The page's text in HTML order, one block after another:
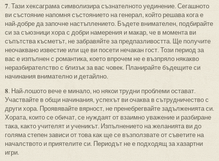
7. Тази хексаграма символизира съзнателното уединение. Сегашното
ви състояние напомня състоянието на генерал, който решава кога е
най-добре да започне настъплението. Бъдете внимателен, подбирайте
си за съюзници хора с добри намерения и макар, че в момента ви
съпътства късметът, не забравяйте за предпазливостта. Ще получите
неочаквано известие или ще ви посети нечакан гост. Този период за
вас е изпълнен с романтика, което впрочем не е възпряло някакво
неразбирателство с близък за вас човек. Планирайте бъдещите си
начинания внимателно и детайлно.
8. Най-лошото вече е минало, но някои трудни проблеми остават.
Участвайте в общи начинания, успехът ви очаква в сътрудничество с
други хора. Проявявайте вярност, не пренебрегвайте задълженията си.
Хората, които се обичат, се нуждаят от взаимно уважение и разбиране
така, както учителят и ученикът. Изпълнението на желанията ви до
голяма степен зависи от това как ще се възползвате от съветите на
началството и приятелите си. Периодът не е подходящ за хазартни
игри.